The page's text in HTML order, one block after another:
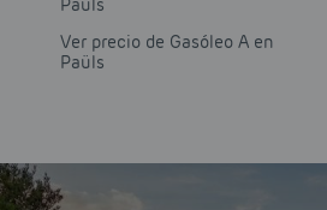
Paüls
Ver precio de Gasóleo A en
Paüls